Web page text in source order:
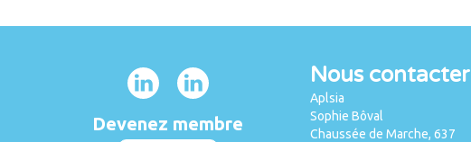
Devenez membre
Nous contacter
Aplsia
Sophie Bôval
Chaussée de Marche, 637